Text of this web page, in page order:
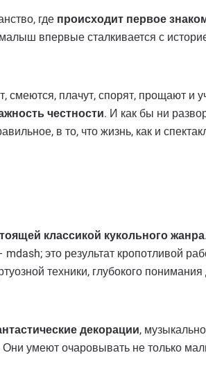
где происходит первое
впервые сталкивается с
плачут, спорят, прощают и
честности. И как бы ни
в то, что жизнь, как и
классикой кукольного жанра
это результат кропотливой
техники, глубокого
декорации,
Они умеют очаровывать не только